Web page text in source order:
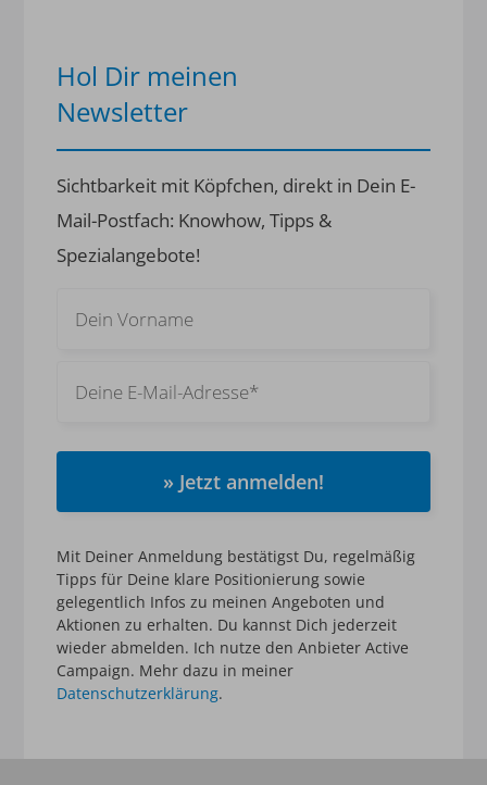
Hol Dir meinen
Newsletter
Sichtbarkeit mit Köpfchen, direkt in Dein E-
Mail-Postfach: Knowhow, Tipps &
Spezialangebote!
» Jetzt anmelden!
Mit Deiner Anmeldung bestätigst Du, regelmäßig
Tipps für Deine klare Positionierung sowie
gelegentlich Infos zu meinen Angeboten und
Aktionen zu erhalten. Du kannst Dich jederzeit
wieder abmelden. Ich nutze den Anbieter Active
Campaign. Mehr dazu in meiner
Datenschutzerklärung.